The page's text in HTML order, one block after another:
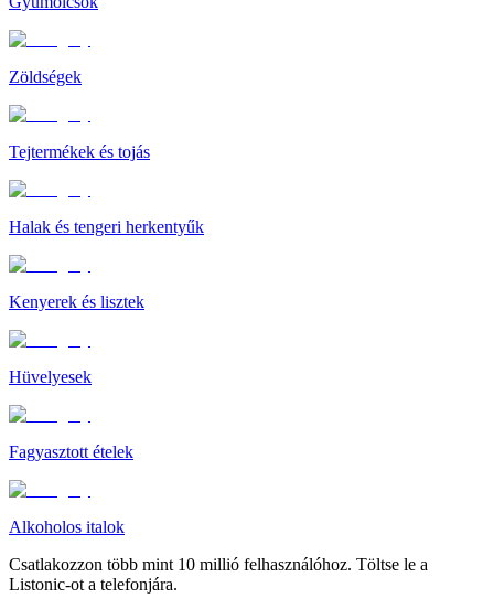
Zöldségek
Tejtermékek és tojás
Halak és tengeri herkentyűk
Kenyerek és lisztek
Hüvelyesek
Fagyasztott ételek
Alkoholos italok
Csatlakozzon több mint 10 millió felhasználóhoz. Töltse le a
Listonic-ot a telefonjára.